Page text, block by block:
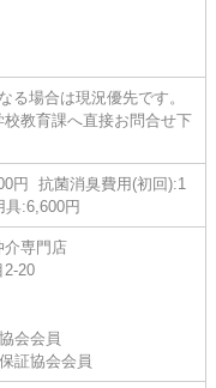
る場合は現況優先です。
教育課へ直接お問合せ下
円 抗菌消臭費用(初回):1
:6,600円
専門店
2-20
会会員
証協会会員